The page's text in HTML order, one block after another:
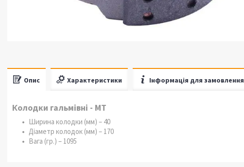
Опис Характеристики Інформація для замовлення
Колодки гальмівні - МТ
Ширина колодки (мм) – 40
Діаметр колодок (мм) – 170
Вага (гр.) – 1095